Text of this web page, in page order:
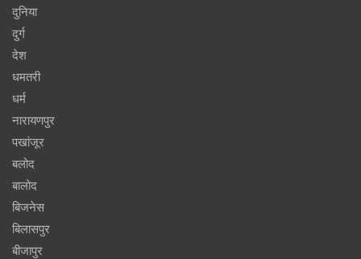
दुनिया
दुर्ग
देश
धमतरी
धर्म
नारायणपुर
पखांजूर
बलोद
बालोद
बिजनेस
बिलासपुर
बीजापुर